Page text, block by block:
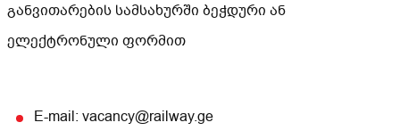
განვითარების სამსახურში ბეჭდური ან
ელექტრონული ფორმით
E-mail: vacancy@railway.ge